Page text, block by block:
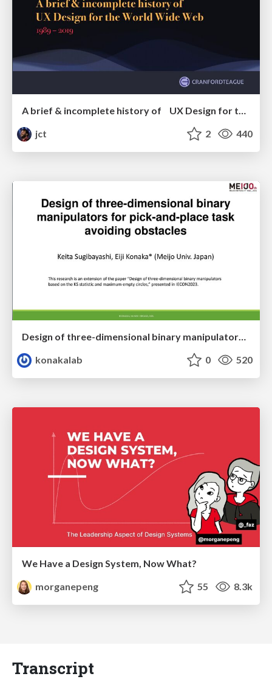
A brief & incomplete history of UX Design for the World Wide Web: 1989–2019
jct
2 440
Design of three-dimensional binary manipulators for pick-and-place task avoiding obstacles (IECON2024)
konakalab
0 520
We Have a Design System, Now What?
morganepeng
55 8.3k
Transcript